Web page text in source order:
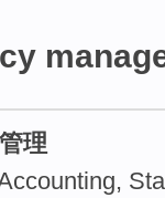
理